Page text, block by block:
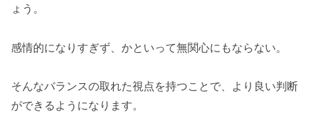
ょう。
感情的になりすぎず、かといって無関心にもならない。
そんなバランスの取れた視点を持つことで、より良い判断
ができるようになります。